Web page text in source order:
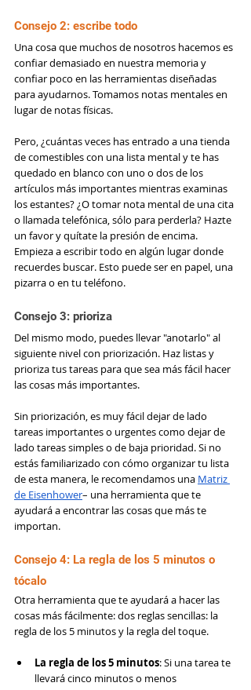
Consejo 2: escribe todo
Una cosa que muchos de nosotros hacemos es
confiar demasiado en nuestra memoria y
confiar poco en las herramientas diseñadas
para ayudarnos. Tomamos notas mentales en
lugar de notas físicas.
Pero, ¿cuántas veces has entrado a una tienda
de comestibles con una lista mental y te has
quedado en blanco con uno o dos de los
artículos más importantes mientras examinas
los estantes? ¿O tomar nota mental de una cita
o llamada telefónica, sólo para perderla? Hazte
un favor y quítate la presión de encima.
Empieza a escribir todo en algún lugar donde
recuerdes buscar. Esto puede ser en papel, una
pizarra o en tu teléfono.
Consejo 3: prioriza
Del mismo modo, puedes llevar "anotarlo" al
siguiente nivel con priorización. Haz listas y
prioriza tus tareas para que sea más fácil hacer
las cosas más importantes.
Sin priorización, es muy fácil dejar de lado
tareas importantes o urgentes como dejar de
lado tareas simples o de baja prioridad. Si no
estás familiarizado con cómo organizar tu lista
de esta manera, le recomendamos una Matriz
de Eisenhower– una herramienta que te
ayudará a encontrar las cosas que más te
importan.
Consejo 4: La regla de los 5 minutos o
tócalo
Otra herramienta que te ayudará a hacer las
cosas más fácilmente: dos reglas sencillas: la
regla de los 5 minutos y la regla del toque.
La regla de los 5 minutos: Si una tarea te
llevará cinco minutos o menos